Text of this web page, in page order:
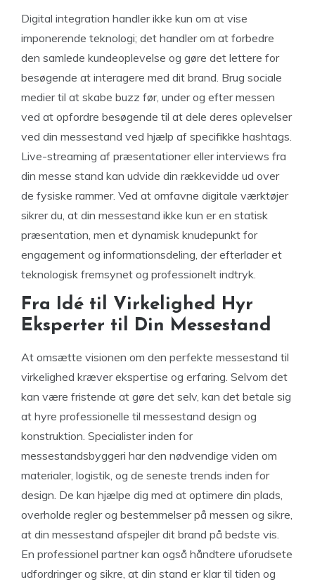
Digital integration handler ikke kun om at vise
imponerende teknologi; det handler om at forbedre
den samlede kundeoplevelse og gøre det lettere for
besøgende at interagere med dit brand. Brug sociale
medier til at skabe buzz før, under og efter messen
ved at opfordre besøgende til at dele deres oplevelser
ved din messestand ved hjælp af specifikke hashtags.
Live-streaming af præsentationer eller interviews fra
din messe stand kan udvide din rækkevidde ud over
de fysiske rammer. Ved at omfavne digitale værktøjer
sikrer du, at din messestand ikke kun er en statisk
præsentation, men et dynamisk knudepunkt for
engagement og informationsdeling, der efterlader et
teknologisk fremsynet og professionelt indtryk.
Fra Idé til Virkelighed Hyr
Eksperter til Din Messestand
At omsætte visionen om den perfekte messestand til
virkelighed kræver ekspertise og erfaring. Selvom det
kan være fristende at gøre det selv, kan det betale sig
at hyre professionelle til messestand design og
konstruktion. Specialister inden for
messestandsbyggeri har den nødvendige viden om
materialer, logistik, og de seneste trends inden for
design. De kan hjælpe dig med at optimere din plads,
overholde regler og bestemmelser på messen og sikre,
at din messestand afspejler dit brand på bedste vis.
En professionel partner kan også håndtere uforudsete
udfordringer og sikre, at din stand er klar til tiden og